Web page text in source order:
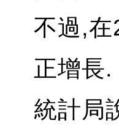
不過,
正增長.
統計局